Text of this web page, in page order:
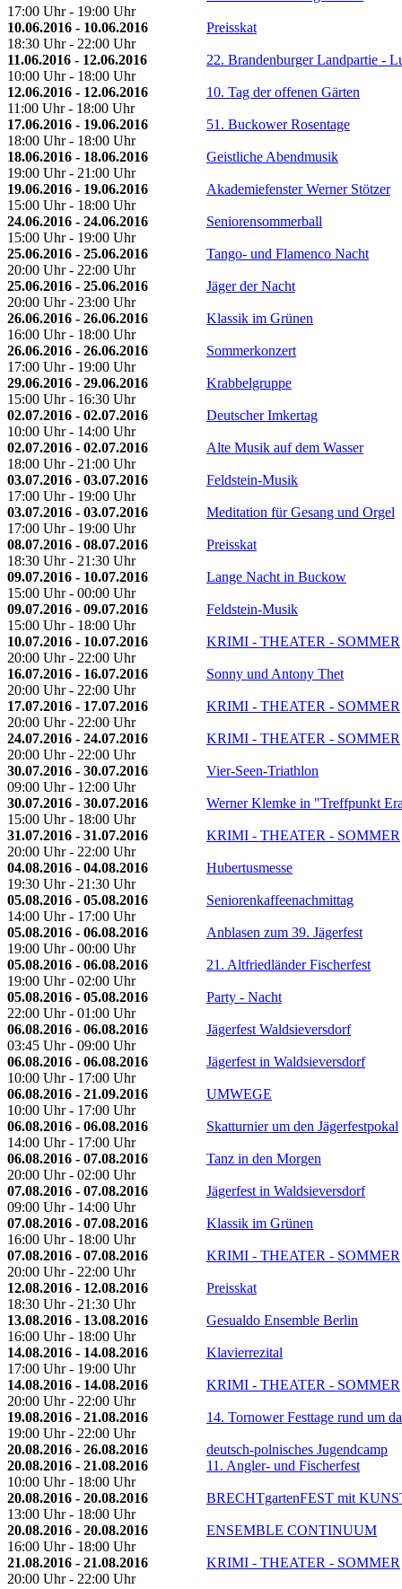
17:00 Uhr - 19:00 Uhr
10.06.2016 - 10.06.2016
18:30 Uhr - 22:00 Uhr
Preisskat
11.06.2016 - 12.06.2016
10:00 Uhr - 18:00 Uhr
22. Brandenburger Landpartie -
12.06.2016 - 12.06.2016
11:00 Uhr - 18:00 Uhr
10. Tag der offenen Gärten
17.06.2016 - 19.06.2016
18:00 Uhr - 18:00 Uhr
51. Buckower Rosentage
18.06.2016 - 18.06.2016
19:00 Uhr - 21:00 Uhr
Geistliche Abendmusik
19.06.2016 - 19.06.2016
15:00 Uhr - 18:00 Uhr
Akademiefenster Werner Stötzer
24.06.2016 - 24.06.2016
15:00 Uhr - 19:00 Uhr
Seniorensommerball
25.06.2016 - 25.06.2016
20:00 Uhr - 22:00 Uhr
Tango- und Flamenco Nacht
25.06.2016 - 25.06.2016
20:00 Uhr - 23:00 Uhr
Jäger der Nacht
26.06.2016 - 26.06.2016
16:00 Uhr - 18:00 Uhr
Klassik im Grünen
26.06.2016 - 26.06.2016
17:00 Uhr - 19:00 Uhr
Sommerkonzert
29.06.2016 - 29.06.2016
15:00 Uhr - 16:30 Uhr
Krabbelgruppe
02.07.2016 - 02.07.2016
10:00 Uhr - 14:00 Uhr
Deutscher Imkertag
02.07.2016 - 02.07.2016
18:00 Uhr - 21:00 Uhr
Alte Musik auf dem Wasser
03.07.2016 - 03.07.2016
17:00 Uhr - 19:00 Uhr
Feldstein-Musik
03.07.2016 - 03.07.2016
17:00 Uhr - 19:00 Uhr
Meditation für Gesang und Orgel
08.07.2016 - 08.07.2016
18:30 Uhr - 21:30 Uhr
Preisskat
09.07.2016 - 10.07.2016
15:00 Uhr - 00:00 Uhr
Lange Nacht in Buckow
09.07.2016 - 09.07.2016
15:00 Uhr - 18:00 Uhr
Feldstein-Musik
10.07.2016 - 10.07.2016
20:00 Uhr - 22:00 Uhr
KRIMI - THEATER - SOMMER
16.07.2016 - 16.07.2016
20:00 Uhr - 22:00 Uhr
Sonny und Antony Thet
17.07.2016 - 17.07.2016
20:00 Uhr - 22:00 Uhr
KRIMI - THEATER - SOMMER
24.07.2016 - 24.07.2016
20:00 Uhr - 22:00 Uhr
KRIMI - THEATER - SOMMER
30.07.2016 - 30.07.2016
09:00 Uhr - 12:00 Uhr
Vier-Seen-Triathlon
30.07.2016 - 30.07.2016
15:00 Uhr - 18:00 Uhr
Werner Klemke in "Treffpunkt
31.07.2016 - 31.07.2016
20:00 Uhr - 22:00 Uhr
KRIMI - THEATER - SOMMER
04.08.2016 - 04.08.2016
19:30 Uhr - 21:30 Uhr
Hubertusmesse
05.08.2016 - 05.08.2016
14:00 Uhr - 17:00 Uhr
Seniorenkaffeenachmittag
05.08.2016 - 06.08.2016
19:00 Uhr - 00:00 Uhr
Anblasen zum 39. Jägerfest
05.08.2016 - 06.08.2016
19:00 Uhr - 02:00 Uhr
21. Altfriedländer Fischerfest
05.08.2016 - 05.08.2016
22:00 Uhr - 01:00 Uhr
Party - Nacht
06.08.2016 - 06.08.2016
03:45 Uhr - 09:00 Uhr
Jägerfest Waldsieversdorf
06.08.2016 - 06.08.2016
10:00 Uhr - 17:00 Uhr
Jägerfest in Waldsieversdorf
06.08.2016 - 21.09.2016
10:00 Uhr - 17:00 Uhr
UMWEGE
06.08.2016 - 06.08.2016
14:00 Uhr - 17:00 Uhr
Skatturnier um den Jägerfestpokal
06.08.2016 - 07.08.2016
20:00 Uhr - 02:00 Uhr
Tanz in den Morgen
07.08.2016 - 07.08.2016
09:00 Uhr - 14:00 Uhr
Jägerfest in Waldsieversdorf
07.08.2016 - 07.08.2016
16:00 Uhr - 18:00 Uhr
Klassik im Grünen
07.08.2016 - 07.08.2016
20:00 Uhr - 22:00 Uhr
KRIMI - THEATER - SOMMER
12.08.2016 - 12.08.2016
18:30 Uhr - 21:30 Uhr
Preisskat
13.08.2016 - 13.08.2016
16:00 Uhr - 18:00 Uhr
Gesualdo Ensemble Berlin
14.08.2016 - 14.08.2016
17:00 Uhr - 19:00 Uhr
Klavierrezital
14.08.2016 - 14.08.2016
20:00 Uhr - 22:00 Uhr
KRIMI - THEATER - SOMMER
19.08.2016 - 21.08.2016
19:00 Uhr - 22:00 Uhr
14. Tornower Festtage rund um
20.08.2016 - 26.08.2016
deutsch-polnisches Jugendcamp
20.08.2016 - 21.08.2016
10:00 Uhr - 18:00 Uhr
11. Angler- und Fischerfest
20.08.2016 - 20.08.2016
13:00 Uhr - 18:00 Uhr
BRECHTgartenFEST mit
20.08.2016 - 20.08.2016
16:00 Uhr - 18:00 Uhr
ENSEMBLE CONTINUUM
21.08.2016 - 21.08.2016
20:00 Uhr - 22:00 Uhr
KRIMI - THEATER - SOMMER